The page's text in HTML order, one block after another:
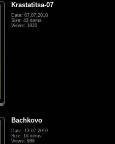
Krastatitsa-07
Date: 07.07.2010
Size: 43 items
Views: 1920
Bachkovo
Date: 13.07.2010
Size: 16 items
Views: 988